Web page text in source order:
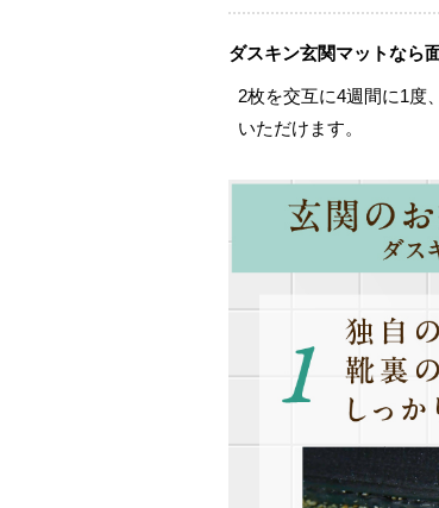
ダスキン玄関マットなら
2枚を交互に4週間に1度
いただけます。